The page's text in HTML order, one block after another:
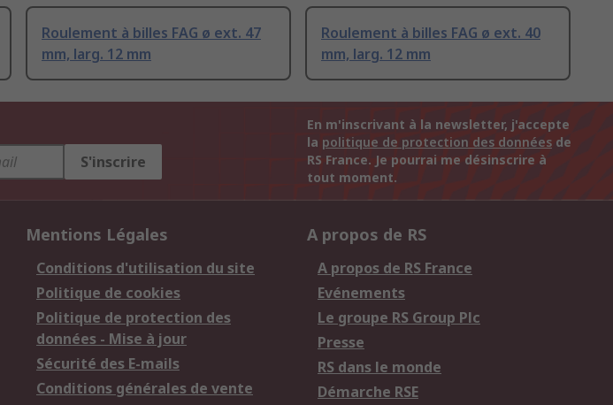
Roulement à billes FAG ø ext. 47
mm, larg. 12 mm
Roulement à billes FAG ø ext. 40
mm, larg. 12 mm
S'inscrire
En m'inscrivant à la newsletter, j'accepte
la politique de protection des données de
RS France. Je pourrai me désinscrire à
tout moment.
Mentions Légales
Conditions d'utilisation du site
Politique de cookies
Politique de protection des
données - Mise à jour
Sécurité des E-mails
Conditions générales de vente
A propos de RS
A propos de RS France
Evénements
Le groupe RS Group Plc
Presse
RS dans le monde
Démarche RSE